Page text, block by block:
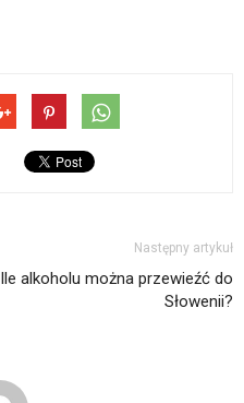
Następny artykuł
Ile alkoholu można przewieźć do
Słowenii?